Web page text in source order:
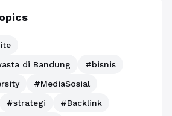
di Bandung
#bisnis
#MediaSosial
#strategi
#Backlink